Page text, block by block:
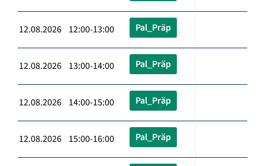
12.08.2026 12:00-13:00 Pal_Präp
12.08.2026 13:00-14:00 Pal_Präp
12.08.2026 14:00-15:00 Pal_Präp
12.08.2026 15:00-16:00 Pal_Präp